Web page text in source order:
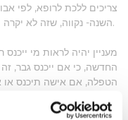
צריכים ללכת לרופא, לפי
השנה- נקווה, שזה לא יקרה.
מעניין יהיה לראות מי
החדשה, כי אם ייכנס גבר,
הטפלה, אם אישה תיכנס או